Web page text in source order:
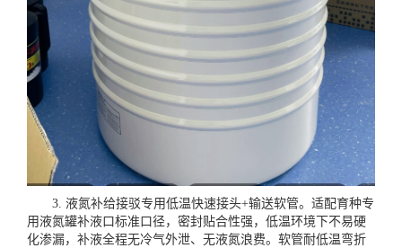
3. 液氮补给接驳专用低温快速接头+输送软管。适配育种专
用液氮罐补液口标准口径，密封贴合性强，低温环境下不易硬
化渗漏，补液全程无冷气外泄、无液氮浪费。软管耐低温弯折